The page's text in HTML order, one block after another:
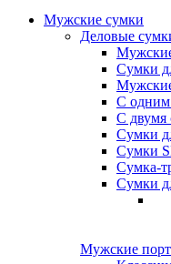
Мужские сумки
Деловые
Сумки
С одним
С двумя
Сумки
Сумки
Сумка-
Сумки
Мужские